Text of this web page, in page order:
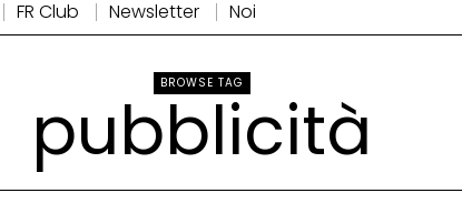
FR Club Newsletter Noi
BROWSE TAG
pubblicità